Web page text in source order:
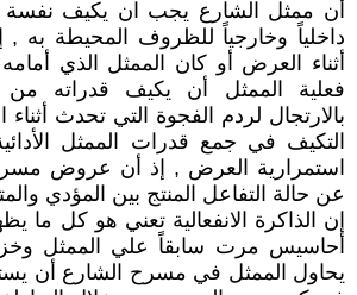
أن ممثل الشارع يجب ان يكيف نفسة
داخلياً وخارجياً للظروف المحيطة به ,
أثناء العرض أو كان الممثل الذي
فعلية الممثل أن يكيف قدراته من
بالارتجال لردم الفجوة التي تحدث
التكيف في جمع قدرات الممثل
استمرارية العرض , إذ أن عروض
عن حالة التفاعل المنتج بين المؤدي
إن الذاكرة الانفعالية تعني هو كل
أحاسيس مرت سابقاً علي الممثل
يحاول الممثل في مسرح الشارع أن